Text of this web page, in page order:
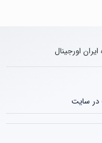
اورجینال
در سایت